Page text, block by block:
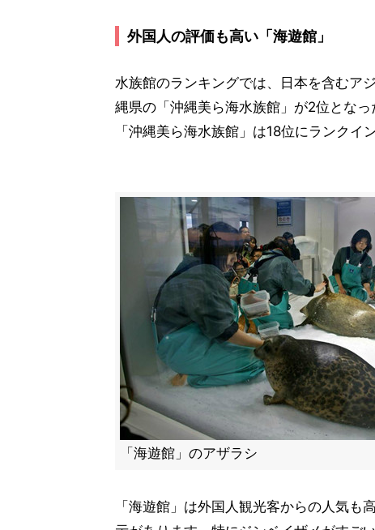
外国人の評価も高い「海遊館」
水族館のランキングでは、日本を含むア
縄県の「沖縄美ら海水族館」が2位とな
「沖縄美ら海水族館」は18位にランクイ
「海遊館」のアザラシ
「海遊館」は外国人観光客からの人気